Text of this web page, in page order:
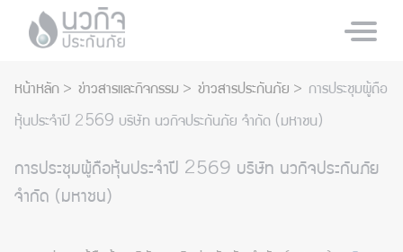
หน้าหลัก ข่าวสารและกิจกรรม ข่าวสารประกันภัย
การประชุมผู้ถือ
หุ้นประจำปี 2569 บริษัท นวกิจประกันภัย จำกัด (มหาชน)
การประชุมผู้ถือหุ้นประจำปี 2569 บริษัท นวกิจประกันภัย
จำกัด (มหาชน)